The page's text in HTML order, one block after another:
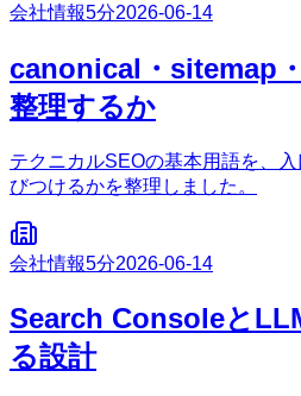
会社情報5分2026-06-14
canonical・sitemap
整理するか
テクニカルSEOの基本用語を、
びつけるかを整理しました。
会社情報5分2026-06-14
Search Consoleと
る設計